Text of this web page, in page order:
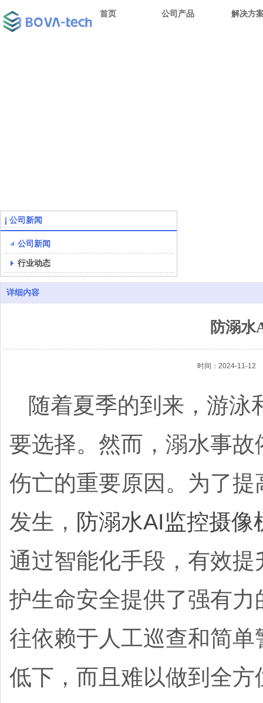
首页 公司产品 解决方
公司新闻
公司新闻
行业动态
详细内容
防溺水
时间：2024-11-12
随着夏季的到来，游泳
要选择。然而，溺水事
伤亡的重要原因。为了
发生， 防溺水AI监控摄像
通过智能化手段，有效
护生命安全提供了强有力
往依赖于人工巡查和简
低下，而且难以做到全